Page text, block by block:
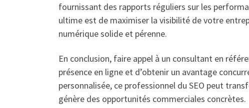
fournissant des rapports réguliers sur les
ultime est de maximiser la visibilité de votre
numérique solide et pérenne.
En conclusion, faire appel à un consultant en
présence en ligne et d’obtenir un avantage
personnalisée, ce professionnel du SEO peut
génère des opportunités commerciales concrètes.